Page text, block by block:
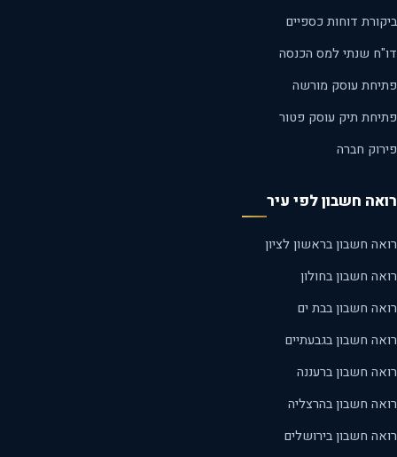
דוחות כספיים
שנתי למס הכנסה
עוסק מורשה
תיק עוסק פטור
חברה
חשבון לפי עיר
חשבון בראשון לציון
חשבון בחולון
חשבון בבת ים
חשבון בגבעתיים
חשבון ברעננה
חשבון בהרצליה
חשבון בירושלים